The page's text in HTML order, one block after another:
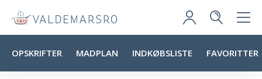
OPSKRIFTER MADPLAN INDKØBSLISTE FAVORITTER